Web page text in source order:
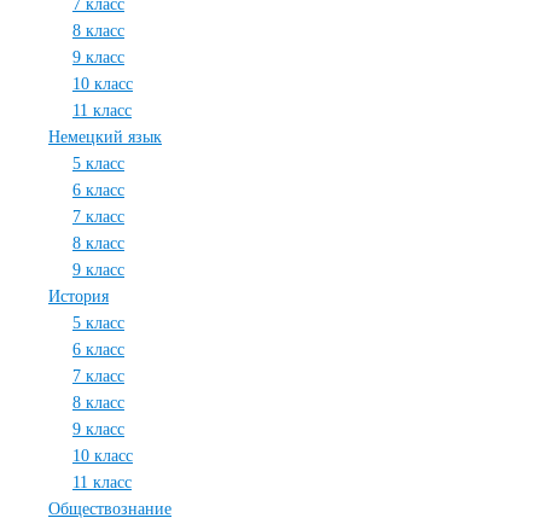
7 класс
8 класс
9 класс
10 класс
11 класс
Немецкий язык
5 класс
6 класс
7 класс
8 класс
9 класс
История
5 класс
6 класс
7 класс
8 класс
9 класс
10 класс
11 класс
Обществознание